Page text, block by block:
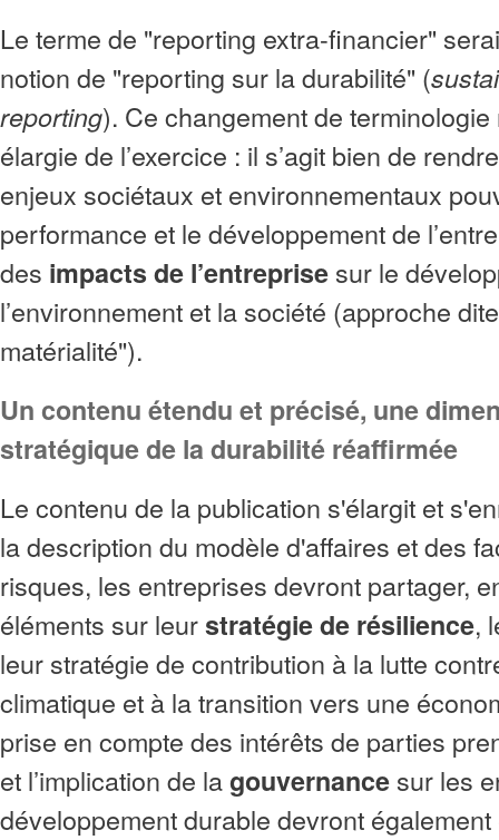
Le terme de "reporting extra-financier"
notion de "reporting sur la durabilité" (
reporting). Ce changement de terminologie
élargie de l’exercice : il s’agit bien de
enjeux sociétaux et environnementaux
performance et le développement de
des impacts de l’entreprise sur le
l’environnement et la société (approche
matérialité").
Un contenu étendu et précisé, une
stratégique de la durabilité réaffirmée
Le contenu de la publication s'élargit et
la description du modèle d'affaires et des
risques, les entreprises devront partager,
éléments sur leurstratégie de résilience,
leur stratégie de contribution à la lutte
climatique et à la transition vers une
prise en compte des intérêts de parties
et l’implication de lagouvernance sur les
développement durable devront